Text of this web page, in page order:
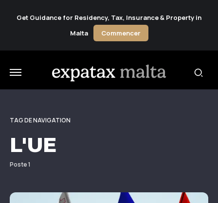
Get Guidance for Residency, Tax, Insurance & Property in
Malta
Commencer
TAG DE NAVIGATION
L'UE
Poste 1